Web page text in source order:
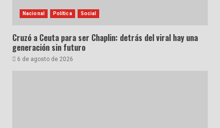
Nacional Política Social
Cruzó a Ceuta para ser Chaplin: detrás del viral hay una
generación sin futuro
6 de agosto de 2026